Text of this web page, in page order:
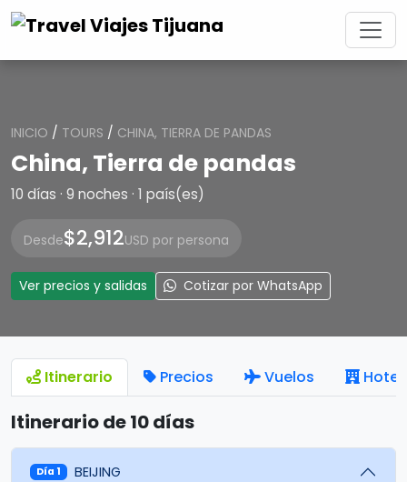
INICIO / TOURS / CHINA, TIERRA DE PANDAS
China, Tierra de pandas
10 días · 9 noches · 1 país(es)
Desde$2,912USD por persona
Ver precios y salidas Cotizar por WhatsApp
Itinerario Precios Vuelos
Itinerario de 10 días
Día 1 BEIJING